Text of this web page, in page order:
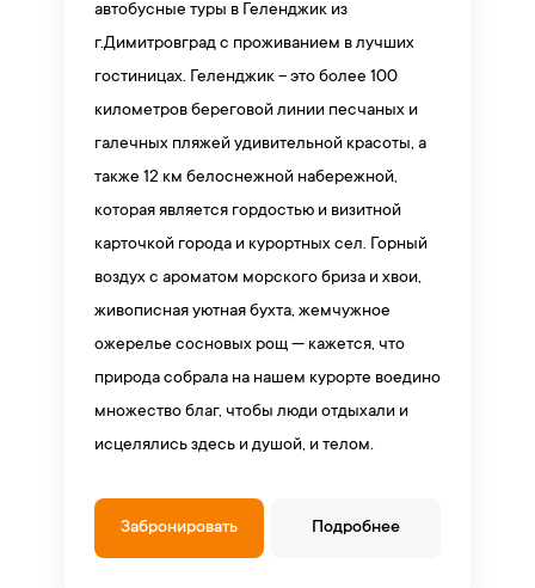
автобусные туры в Геленджик из
г.Димитровград с проживанием в лучших
гостиницах. Геленджик – это более 100
километров береговой линии песчаных и
галечных пляжей удивительной красоты, а
также 12 км белоснежной набережной,
которая является гордостью и визитной
карточкой города и курортных сел. Горный
воздух с ароматом морского бриза и хвои,
живописная уютная бухта, жемчужное
ожерелье сосновых рощ — кажется, что
природа собрала на нашем курорте воедино
множество благ, чтобы люди отдыхали и
исцелялись здесь и душой, и телом.
Забронировать Подробнее